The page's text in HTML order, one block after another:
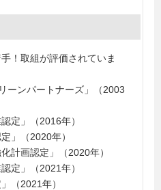
！取組が評価されていま
ーンパートナーズ」（2003
定」（2016年）
」（2020年）
計画認定」（2020年）
定」（2021年）
（2021年）